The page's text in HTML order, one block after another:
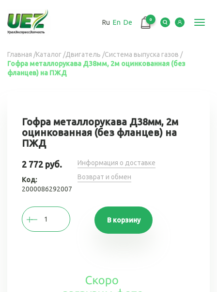
основному
содержанию
Ru En De 0
Вы
здесь
Главная /Каталог /Двигатель /Система выпуска газов /
Гофра металлорукава Д38мм, 2м оцинкованная (без
фланцев) на ПЖД
Гофра металлорукава Д38мм, 2м
оцинкованная (без фланцев) на
ПЖД
2 772 руб.
Код:
2000086292007
Информация о доставке
Возврат и обмен
В корзину